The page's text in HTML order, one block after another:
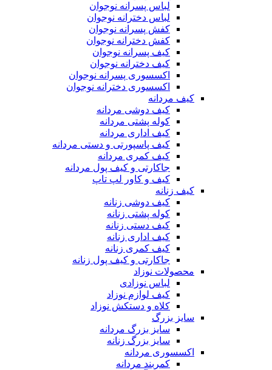
لباس پسرانه نوجوان
لباس دخترانه نوجوان
کفش پسرانه نوجوان
کفش دخترانه نوجوان
کیف پسرانه نوجوان
کیف دخترانه نوجوان
اکسسوری پسرانه نوجوان
اکسسوری دخترانه نوجوان
کیف مردانه
کیف دوشی مردانه
کوله پشتی مردانه
کیف اداری مردانه
کیف پاسپورتی و دستی مردانه
کیف کمری مردانه
جاکارتی و کیف پول مردانه
کیف و کاور لپ تاپ
کیف زنانه
کیف دوشی زنانه
کوله پشتی زنانه
کیف دستی زنانه
کیف اداری زنانه
کیف کمری زنانه
جاکارتی و کیف پول زنانه
محصولات نوزاد
لباس نوزادی
کیف لوازم نوزاد
کلاه و دستکش نوزاد
سایز بزرگ
سایز بزرگ مردانه
سایز بزرگ زنانه
اکسسوری مردانه
کمربند مردانه